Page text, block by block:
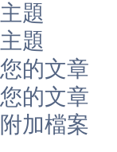
題
題
的文章
的文章
加檔案